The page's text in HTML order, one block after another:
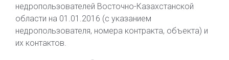
недропользователей Восточно-Казахстанской
области на 01.01.2016 (с указанием
недропользователя, номера контракта, объекта) и
их контактов.